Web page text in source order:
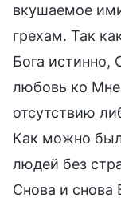
вкушаемое
грехам. Так
Бога истинно,
любовь ко Мне
отсутствию
Как можно
людей без
Снова и снова